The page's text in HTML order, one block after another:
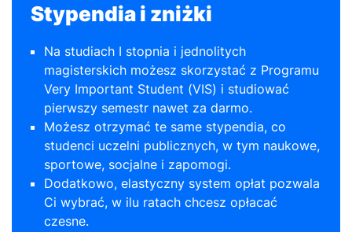
Stypendia i zniżki
Na studiach I stopnia i jednolitych
magisterskich możesz skorzystać z Programu
Very Important Student (VIS) i studiować
pierwszy semestr nawet za darmo.
Możesz otrzymać te same stypendia, co
studenci uczelni publicznych, w tym naukowe,
sportowe, socjalne i zapomogi.
Dodatkowo, elastyczny system opłat pozwala
Ci wybrać, w ilu ratach chcesz opłacać
czesne.